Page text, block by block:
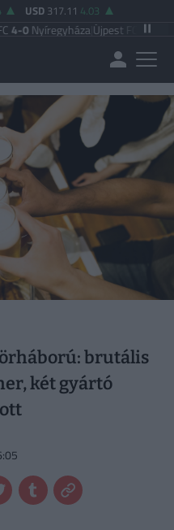
USD 317.11 4.03
|Újpest FC4-2Debreceni
brutális
két gyártó